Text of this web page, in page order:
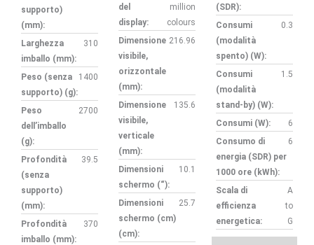
supporto)
(mm):
Larghezza
imballo (mm):
310
Peso (senza
supporto) (g):
1400
Peso
dell’imballo
(g):
2700
Profondità
(senza
supporto)
(mm):
39.5
Profondità
imballo (mm):
370
del
display:
million
colours
Dimensione
visibile,
orizzontale
(mm):
216.96
Dimensione
visibile,
verticale
(mm):
135.6
Dimensioni
schermo (“):
10.1
Dimensioni
schermo (cm)
(cm):
25.7
(SDR):
Consumi
(modalità
spento) (W):
0.3
Consumi
(modalità
stand-by) (W):
1.5
Consumi (W):
6
Consumo di
energia (SDR) per
1000 ore (kWh):
6
Scala di
efficienza
energetica:
A
to
G